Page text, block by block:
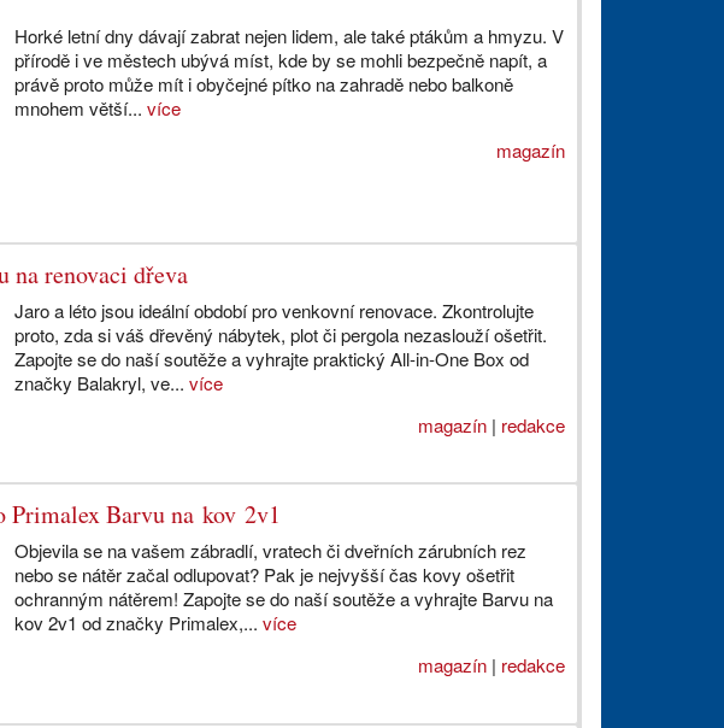
Horké letní dny dávají zabrat nejen lidem, ale také ptákům a hmyzu. V
přírodě i ve městech ubývá míst, kde by se mohli bezpečně napít, a
právě proto může mít i obyčejné pítko na zahradě nebo balkoně
mnohem větší...více
magazín
na renovaci dřeva
Jaro a léto jsou ideální období pro venkovní renovace. Zkontrolujte
proto, zda si váš dřevěný nábytek, plot či pergola nezaslouží ošetřit.
Zapojte se do naší soutěže a vyhrajte praktický All-in-One Box od
značky Balakryl, ve...více
magazín| redakce
Primalex Barvu na kov 2v1
Objevila se na vašem zábradlí, vratech či dveřních zárubních rez
nebo se nátěr začal odlupovat? Pak je nejvyšší čas kovy ošetřit
ochranným nátěrem! Zapojte se do naší soutěže a vyhrajte Barvu na
kov 2v1 od značky Primalex,...více
magazín| redakce